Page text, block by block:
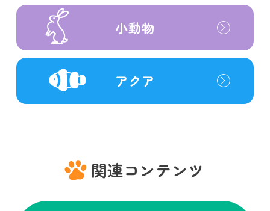
小動物
アクア
関連コンテンツ